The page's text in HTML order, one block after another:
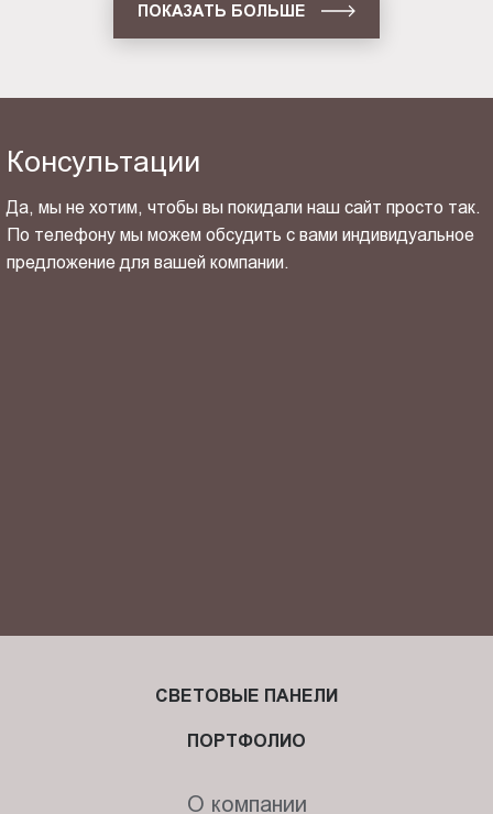
ПОКАЗАТЬ БОЛЬШЕ
Консультации
Да, мы не хотим, чтобы вы покидали наш сайт просто так.
По телефону мы можем обсудить с вами индивидуальное
предложение для вашей компании.
СВЕТОВЫЕ ПАНЕЛИ
ПОРТФОЛИО
О компании